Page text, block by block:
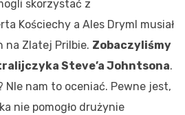
skorzystać z
Kościechy a Ales Dryml musiał
na Zlatej Prilbie. Zobaczyliśmy
Steve’a Johntsona.
NIe nam to oceniać. Pewne jest,
nie pomogło drużynie